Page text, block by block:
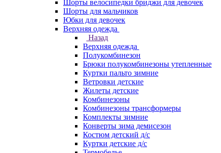
Шорты велосипедки бриджи для девочек
Шорты для мальчиков
Юбки для девочек
Верхняя одежда
Назад
Верхняя одежда
Полукомбинезон
Брюки полукомбинезоны утепленные
Куртки пальто зимние
Ветровки детские
Жилеты детские
Комбинезоны
Комбинезоны трансформеры
Комплекты зимние
Конверты зима демисезон
Костюм детский д/с
Куртки детские д/с